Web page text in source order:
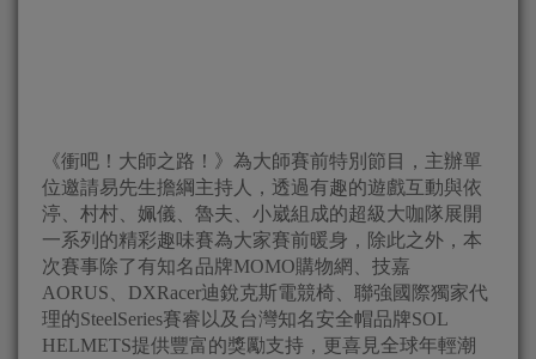
《衝吧！大師之路！》為大師賽前特別節目，主辦單
位邀請易先生擔綱主持人，透過有趣的遊戲互動與依
渟、村村、姵儀、魯夫、小崴組成的超級大咖隊展開
一系列的精彩趣味賽為大家賽前暖身，除此之外，本
次賽事除了有知名品牌MOMO購物網、技嘉
AORUS、DXRacer迪銳克斯電競椅、聯強國際獨家代
理的SteelSeries賽睿以及台灣知名安全帽品牌SOL
HELMETS提供豐富的獎勵支持，更喜見全球年輕潮